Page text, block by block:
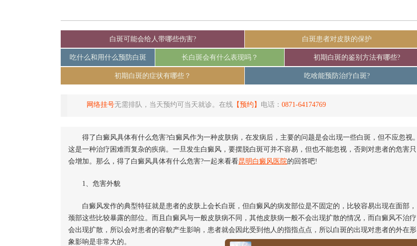
白斑可能会给人带哪些伤害? 白斑患者对皮肤的保护
吃什么和用什么预防白斑 长白斑会有什么表现吗？ 初期白斑的鉴别方法有哪些?
初期白斑的症状有哪些？ 吃啥能预防治疗白斑?
网络挂号无需排队，当天预约可当天就诊。在线 【预约】 电话： 0871-64174769
得了白癜风具体有什么危害?白癜风作为一种皮肤病，在发病后，主要的问题是会出现一些白斑，但不应忽视。
这是一种治疗困难而复杂的疾病。一旦发生白癜风，要摆脱白斑可并不容易，但也不能忽视，否则对患者的危害只
会增加。那么，得了白癜风具体有什么危害?一起来看看昆明白癜风医院的回答吧!
1、危害外貌
白癜风发作的典型特征就是患者的皮肤上会长白斑，但白癜风的病发部位是不固定的，比较容易出现在面部，
颈部这些比较暴露的部位。而且白癜风与一般皮肤病不同，其他皮肤病一般不会出现扩散的情况，而白癜风不治疗
会出现扩散，所以会对患者的容貌产生影响，患者就会因此受到他人的指指点点，所以白斑的出现对患者的外在形
象影响是非常大的。